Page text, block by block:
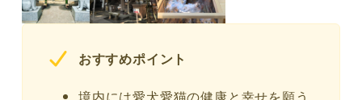
おすすめポイント